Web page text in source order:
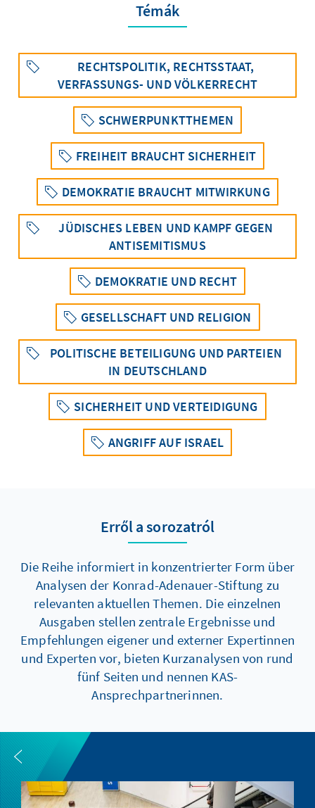
Témák
RECHTSPOLITIK, RECHTSSTAAT,
VERFASSUNGS- UND VÖLKERRECHT
SCHWERPUNKTTHEMEN
FREIHEIT BRAUCHT SICHERHEIT
DEMOKRATIE BRAUCHT MITWIRKUNG
JÜDISCHES LEBEN UND KAMPF GEGEN
ANTISEMITISMUS
DEMOKRATIE UND RECHT
GESELLSCHAFT UND RELIGION
POLITISCHE BETEILIGUNG UND PARTEIEN
IN DEUTSCHLAND
SICHERHEIT UND VERTEIDIGUNG
ANGRIFF AUF ISRAEL
Erről a sorozatról
Die Reihe informiert in konzentrierter Form über
Analysen der Konrad-Adenauer-Stiftung zu
relevanten aktuellen Themen. Die einzelnen
Ausgaben stellen zentrale Ergebnisse und
Empfehlungen eigener und externer Expertinnen
und Experten vor, bieten Kurzanalysen von rund
fünf Seiten und nennen KAS-
Ansprechpartnerinnen.